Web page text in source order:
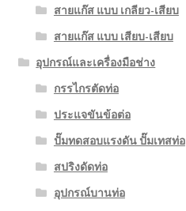
สายแก๊ส แบบ เกลียว-เสียบ
สายแก๊ส แบบ เสียบ-เสียบ
อุปกรณ์และเครื่องมือช่าง
กรรไกรตัดท่อ
ประแจขันข้อต่อ
ปั๊มทดสอบแรงดัน ปั๊มเทสท่อ
สปริงดัดท่อ
อุปกรณ์บานท่อ